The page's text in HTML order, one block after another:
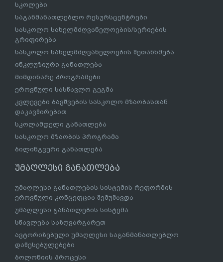
სკოლები
საგანმანათლებლო რესურსცენტრები
სასკოლო სახელმძღვანელოების/სერიების
გრიფირება
სასკოლო სახელმძღვანელოების შეთანხმება
ინკლუზიური განათლება
მიმდინარე პროგრამები
ეროვნული სასწავლო გეგმა
კვლევები ბავშვების სასკოლო მზაობასთან
დაკავშირებით
სკოლამდელი განათლება
სასკოლო მზაობის პროგრამა
ბილინგვური განათლება
უმაღლესი განათლება
უმაღლესი განათლების სისტემის რეფორმის
ეროვნული კონცეფცია შემუშავდა
უმაღლესი განათლების სისტემა
სწავლება საზღვარგარეთ
ავტორიზებული უმაღლესი საგანმანათლებლო
დაწესებულებები
ბოლონიის პროცესი